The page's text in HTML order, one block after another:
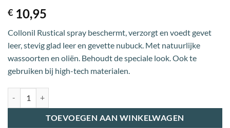
€ 10,95
Collonil Rustical spray beschermt, verzorgt en voedt gevet
leer, stevig glad leer en gevette nubuck. Met natuurlijke
wassoorten en oliën. Behoudt de speciale look. Ook te
gebruiken bij high-tech materialen.
TOEVOEGEN AAN WINKELWAGEN